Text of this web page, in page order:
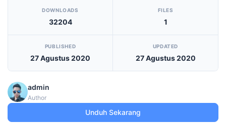
DOWNLOADS
32204
FILES
1
PUBLISHED
27 Agustus 2020
UPDATED
27 Agustus 2020
admin
Author
Unduh Sekarang